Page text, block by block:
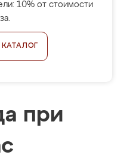
10% от стоимости
КАТАЛОГ
при